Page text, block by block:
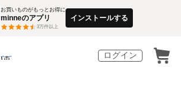
お買いものがもっとお得に
minneのアプリ
3万件以上
インストールする
ログイン